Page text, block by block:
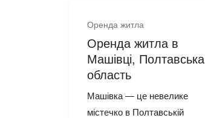
Оренда житла
Оренда житла в
Машівці, Полтавська
область
Машівка — це невелике
містечко в Полтавській